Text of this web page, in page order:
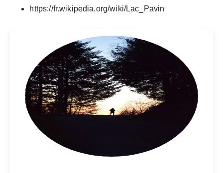
https://fr.wikipedia.org/wiki/Lac_Pavin